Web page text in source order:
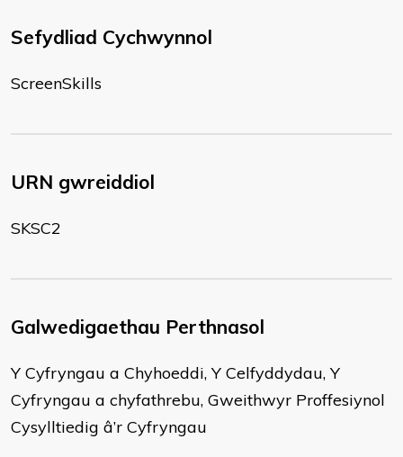
Sefydliad Cychwynnol
ScreenSkills
URN gwreiddiol
SKSC2
Galwedigaethau Perthnasol
Y Cyfryngau a Chyhoeddi, Y Celfyddydau, Y
Cyfryngau a chyfathrebu, Gweithwyr Proffesiynol
Cysylltiedig â’r Cyfryngau